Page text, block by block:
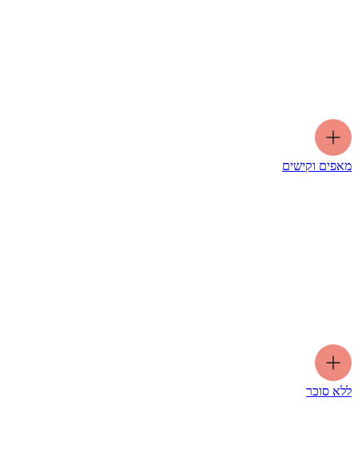
מאפים וקישים
ללא סוכר